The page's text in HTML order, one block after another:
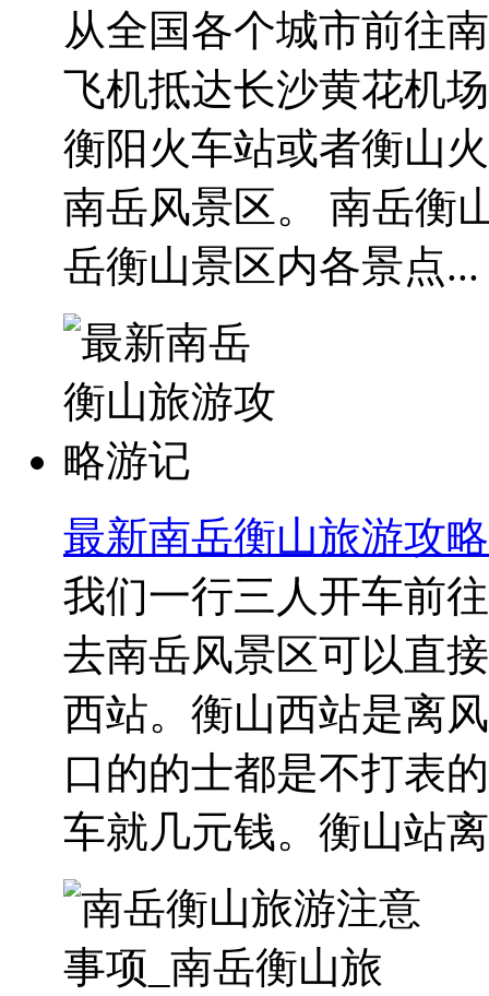
从全国各个城市前往
飞机抵达长沙黄花机
衡阳火车站或者衡山
南岳风景区。 南岳衡
岳衡山景区内各景点...
最新南岳衡山旅游攻
我们一行三人开车前
去南岳风景区可以直
西站。衡山西站是离
口的的士都是不打表
车就几元钱。衡山站